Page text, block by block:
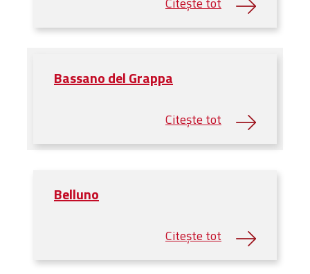
Bassano del Grappa
Belluno